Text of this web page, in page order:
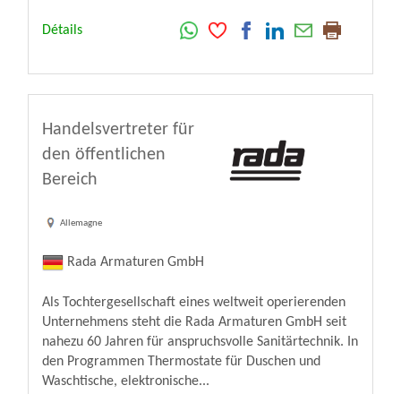
Détails
Handelsvertreter für
den öffentlichen
Bereich
Allemagne
Rada Armaturen GmbH
Als Tochtergesellschaft eines weltweit operierenden
Unternehmens steht die Rada Armaturen GmbH seit
nahezu 60 Jahren für anspruchsvolle Sanitärtechnik. In
den Programmen Thermostate für Duschen und
Waschtische, elektronische...